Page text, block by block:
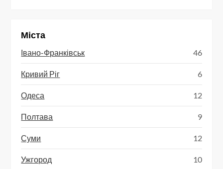
Міста
Івано-Франківськ 46
Кривий Ріг 6
Одеса 12
Полтава 9
Суми 12
Ужгород 10